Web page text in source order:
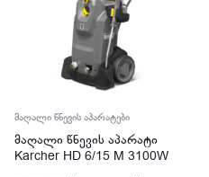
მაღალი წნევის აპარატები
მაღალი წნევის აპარატი
Karcher HD 6/15 M 3100W